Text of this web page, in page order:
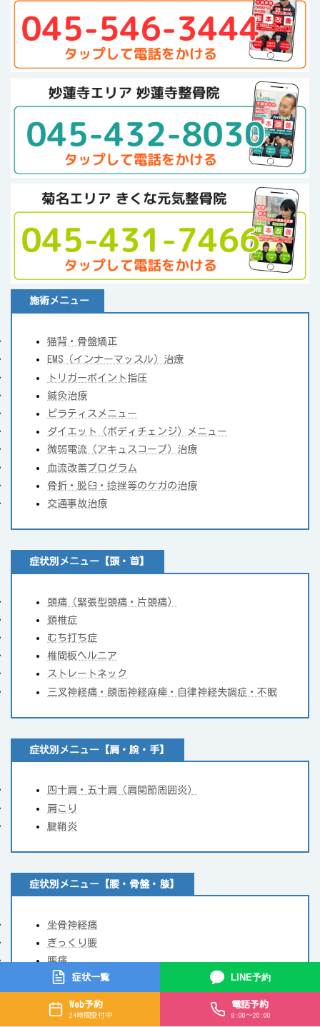
施術メニュー
猫背・骨盤矯正
EMS（インナーマッスル）治療
トリガーポイント指圧
鍼灸治療
ピラティスメニュー
ダイエット（ボディチェンジ）メニュー
微弱電流（アキュスコープ）治療
血流改善プログラム
骨折・脱臼・捻挫等のケガの治療
交通事故治療
症状別メニュー【頭・首】
頭痛（緊張型頭痛・片頭痛）
頚椎症
むち打ち症
椎間板ヘルニア
ストレートネック
三叉神経痛・顔面神経麻痺・自律神経失調症・不眠
症状別メニュー【肩・腕・手】
四十肩・五十肩（肩関節周囲炎）
肩こり
腱鞘炎
症状別メニュー【腰・骨盤・膝】
坐骨神経痛
ぎっくり腰
腰痛
腰椎椎間板ヘルニア
膝関節症
症状一覧 LINE予約
Web予約
24時間受付中
電話予約
9:00〜20:00